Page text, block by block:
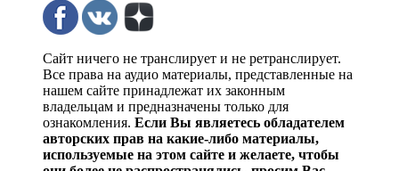
Сайт ничего не транслирует и не ретранслирует.
Все права на аудио материалы, представленные на
нашем сайте принадлежат их законным
владельцам и предназначены только для
ознакомления. Если Вы являетесь обладателем
авторских прав на какие-либо материалы,
используемые на этом сайте и желаете, чтобы